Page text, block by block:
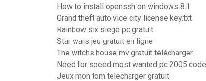
How to install openssh on windows 8.1
Grand theft auto vice city license key.txt
Rainbow six siege pc gratuit
Star wars jeu gratuit en ligne
The witchs house mv gratuit télécharger
Need for speed most wanted pc 2005 code
Jeux mon tom telecharger gratuit